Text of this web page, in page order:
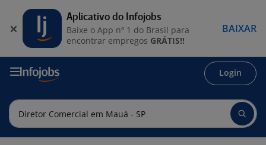
Login
Aplicativo do Infojobs
Baixe o App nº 1 do Brasil para
encontrar empregos GRÁTIS!!
BAIXAR